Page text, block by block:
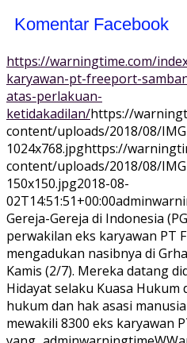
Komentar Facebook
https://warningtime.com/
karyawan-pt-freeport-
atas-perlakuan-
ketidakadilan/https://
content/uploads/2018/08/
1024x768.jpghttps://
content/uploads/2018/08/
150x150.jpg2018-08-
02T14:51:51+00:00
Gereja-Gereja di Indonesia
perwakilan eks karyawan PT
mengadukan nasibnya di
Kamis (2/7). Mereka datang
Hidayat selaku Kuasa
hukum dan hak asasi
mewakili 8300 eks karyawan